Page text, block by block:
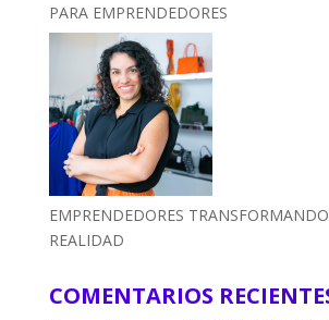
PARA EMPRENDEDORES
EMPRENDEDORES
REALIDAD
COMENTARIOS